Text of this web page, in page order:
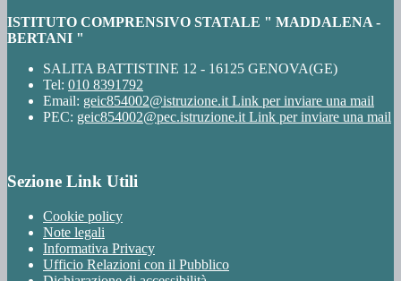
ISTITUTO COMPRENSIVO STATALE " MADDALENA -
BERTANI "
SALITA BATTISTINE 12 - 16125 GENOVA(GE)
Tel: 010 8391792
Email: geic854002@istruzione.it Link per inviare una mail
PEC: geic854002@pec.istruzione.it Link per inviare una mail
Sezione Link Utili
Cookie policy
Note legali
Informativa Privacy
Ufficio Relazioni con il Pubblico